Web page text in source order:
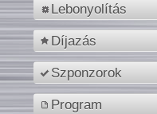
Lebonyolítás
Díjazás
Szponzorok
Program